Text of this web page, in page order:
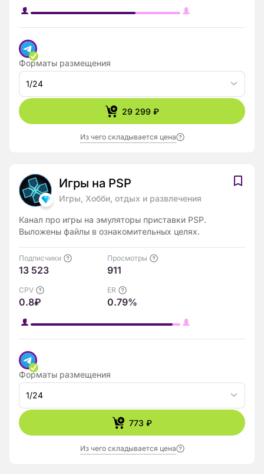
Форматы размещения
1/24
29 299 ₽
Из чего складывается цена
Игры на PSP
Игры, Хобби, отдых и развлечения
Канал про игры на эмуляторы приставки PSP.
Выложены файлы в ознакомительных целях.
Подписчики
13 523
Просмотры
911
CPV
0.8₽
ER
0.79%
Форматы размещения
1/24
773 ₽
Из чего складывается цена